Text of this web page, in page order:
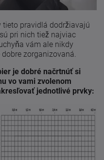
pravidlá dodržiavajú
pri nich tiež najviac
vám ale nikdy
zorganizovaná.
je dobré načrtnúť si
vo vami zvolenom
jednotlivé prvky: